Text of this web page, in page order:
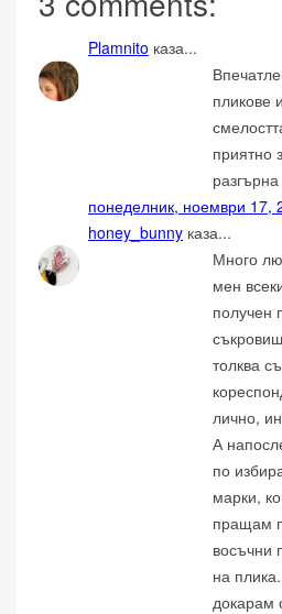
Plamnito каза...
пликове
приятно
понеделник, ноември 17,
honey_bunny каза...
Много
мен
получен
толква
лично,
А
по
марки,
пращам
восъчни
на
докарам